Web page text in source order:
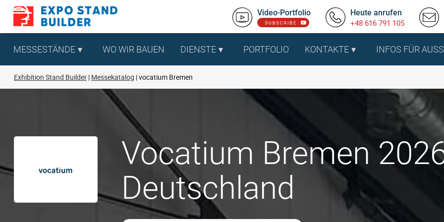
Zum
springen
Video-Portfolio Heute anrufen
+48 616 791 105
MESSESTÄNDE WO WIR BAUEN DIENSTE PORTFOLIO KONTAKTE INFOS FÜR
Exhibition Stand Builder Messekatalog vocatium Bremen
Vocatium Bremen
Deutschland